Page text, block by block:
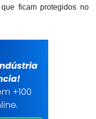
ficam protegidos no